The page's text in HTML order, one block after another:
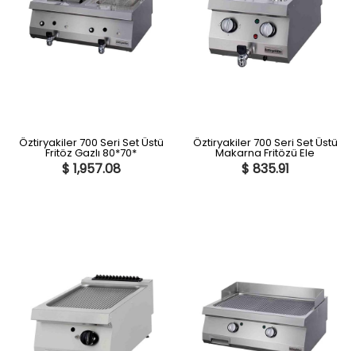
Öztiryakiler 700 Seri Set Üstü
Fritöz Gazlı 80*70*
$ 1,957.08
Öztiryakiler 700 Seri Set Üstü
Makarna Fritözü Ele
$ 835.91